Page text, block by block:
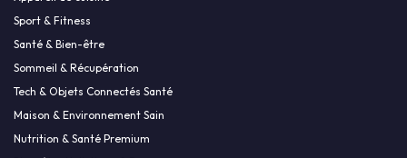
Sport & Fitness
Santé & Bien-être
Sommeil & Récupération
Tech & Objets Connectés Santé
Maison & Environnement Sain
Nutrition & Santé Premium